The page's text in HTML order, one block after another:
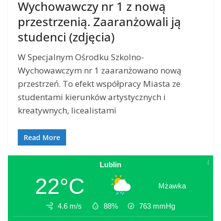
Wychowawczy nr 1 z nową
przestrzenią. Zaaranżowali ją
studenci (zdjęcia)
W Specjalnym Ośrodku Szkolno-
Wychowawczym nr 1 zaaranżowano nową
przestrzeń. To efekt współpracy Miasta ze
studentami kierunków artystycznych i
kreatywnych, licealistami
Read More
Lublin
22°C Mżawka
4.6 m/s 88% 763 mmHg